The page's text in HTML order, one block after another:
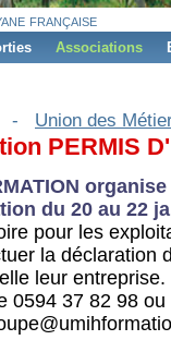
française
Associations
- Union des
PERMIS
du 20 au 22
pour les
la déclaration
leur
0594 37 82 98 ou